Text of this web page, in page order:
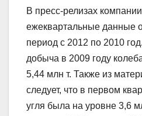
В пресс-релизах
ежеквартальные данные
период с 2012 по 2010
добыча в 2009 году
5,44 млн т. Также из
следует, что в первом
угля была на уровне 3,6